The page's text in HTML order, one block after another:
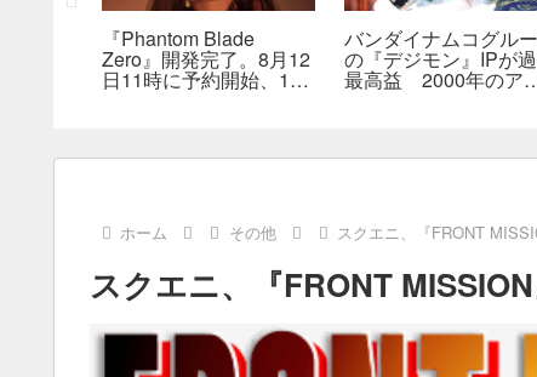
『Phantom Blade
Zero』開発完了。8月12
日11時に予約開始、11
バンダイナムコグル
の『デジモン』IPが
最高益 2000年のア
ホーム その他 スクエニ、『FRONT
スクエニ、『FRONT